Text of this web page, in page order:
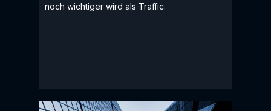
noch wichtiger wird als Traffic.